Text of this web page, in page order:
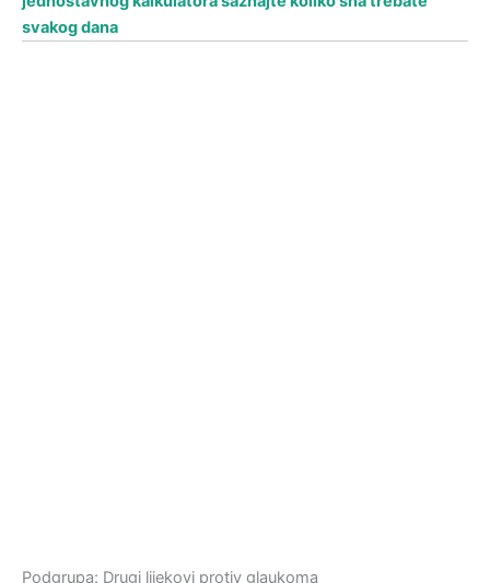
svakog dana
Podgrupa: Drugi lijekovi protiv glaukoma